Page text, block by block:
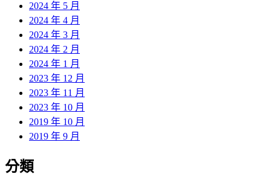
2024 年 5 月
2024 年 4 月
2024 年 3 月
2024 年 2 月
2024 年 1 月
2023 年 12 月
2023 年 11 月
2023 年 10 月
2019 年 10 月
2019 年 9 月
分類